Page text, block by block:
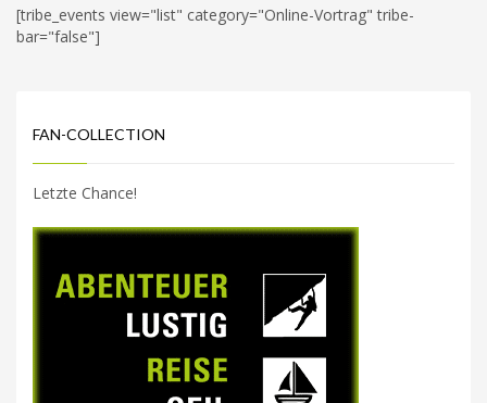
[tribe_events view="list" category="Online-Vortrag" tribe-
bar="false"]
FAN-COLLECTION
Letzte Chance!